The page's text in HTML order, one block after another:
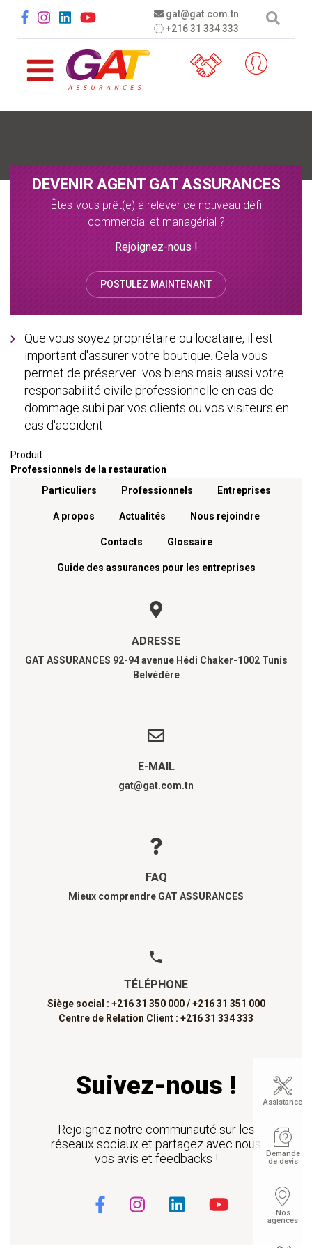
gat@gat.com.tn
+216 31 334 333
Social menu
DEVENIR AGENT GAT ASSURANCES
Êtes-vous prêt(e) à relever ce nouveau défi
commercial et managérial ?
Rejoignez-nous !
POSTULEZ MAINTENANT
Que vous soyez propriétaire ou locataire, il est
important d'assurer votre boutique. Cela vous
permet de préserver vos biens mais aussi votre
responsabilité civile professionnelle en cas de
dommage subi par vos clients ou vos visiteurs en
cas d'accident.
Produit
Professionnels de la restauration
Menu footer
Particuliers Professionnels Entreprises
A propos Actualités Nous rejoindre
Contacts Glossaire
Guide des assurances pour les entreprises
ADRESSE
GAT ASSURANCES 92-94 avenue Hédi Chaker-1002 Tunis
Belvédère
E-MAIL
gat@gat.com.tn
FAQ
Mieux comprendre GAT ASSURANCES
TÉLÉPHONE
Siège social : +216 31 350 000 / +216 31 351 000
Centre de Relation Client : +216 31 334 333
Suivez-nous !
Rejoignez notre communauté sur les
réseaux sociaux et partagez avec nous
vos avis et feedbacks !
Assistance
Demande
de devis
Nos
agences